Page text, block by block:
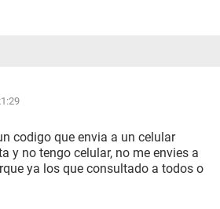
codigo que envia a un celular
y no tengo celular, no me envies a
ya los que consultado a todos o